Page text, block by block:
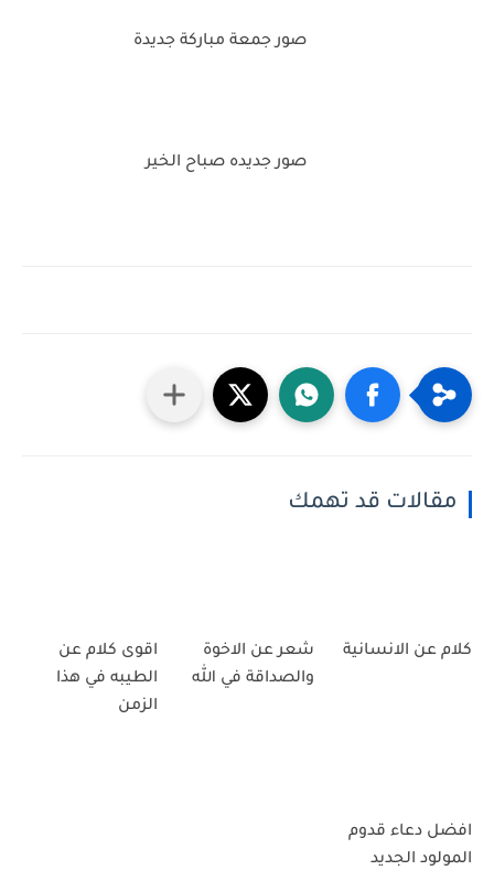
صور جمعة مباركة جديدة
صور جديده صباح الخير
مقالات قد تهمك
كلام عن الانسانية
شعر عن الاخوة
والصداقة في الله
اقوى كلام عن
الطيبه في هذا
الزمن
افضل دعاء قدوم
المولود الجديد